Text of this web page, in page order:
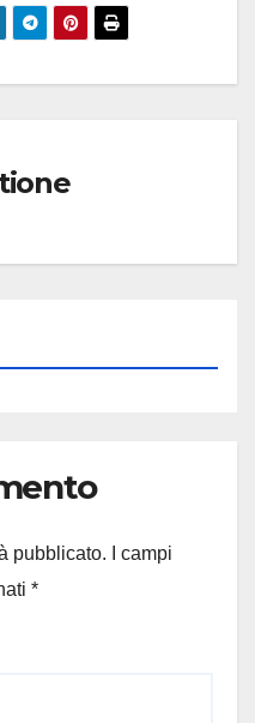
pubblicato.
I campi
*